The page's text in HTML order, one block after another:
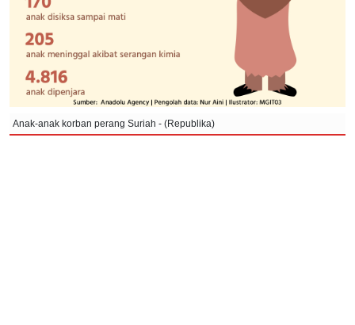
Anak-anak korban perang Suriah - (Republika)